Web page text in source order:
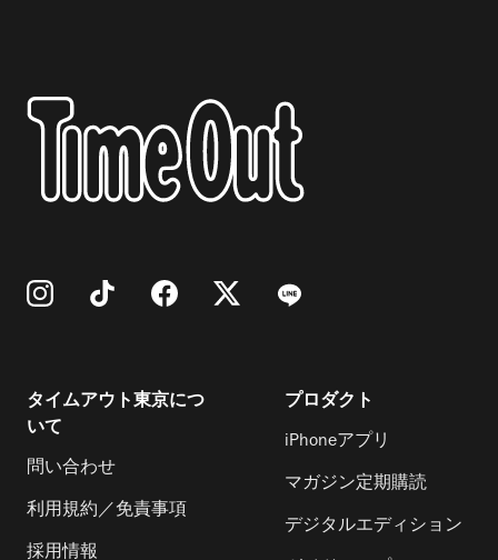
タイムアウト東京につ
いて
問い合わせ
利用規約／免責事項
採用情報
プロダクト
iPhoneアプリ
マガジン定期購読
デジタルエディション